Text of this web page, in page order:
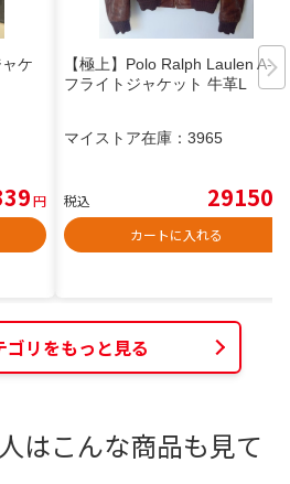
ケ
円
【極上】Polo Ralph Laulen A-2
フライトジャケット 牛革L
マイストア在庫： 3965
税込 29150
カートに入れる
ゴリをもっと見る
はこんな商品も見て